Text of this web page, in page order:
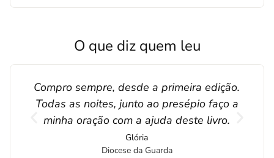
O que diz quem leu
Compro sempre, desde a primeira edição.
Todas as noites, junto ao presépio faço a
minha oração com a ajuda deste livro.
Glória
Diocese da Guarda